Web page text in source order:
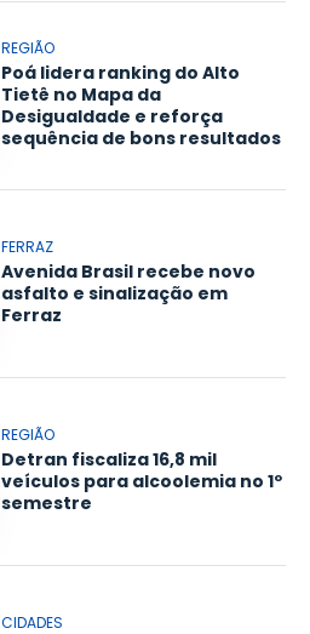
REGIÃO
Poá lidera ranking do Alto
Tietê no Mapa da
Desigualdade e reforça
sequência de bons resultados
FERRAZ
Avenida Brasil recebe novo
asfalto e sinalização em
Ferraz
REGIÃO
Detran fiscaliza 16,8 mil
veículos para alcoolemia no 1º
semestre
CIDADES